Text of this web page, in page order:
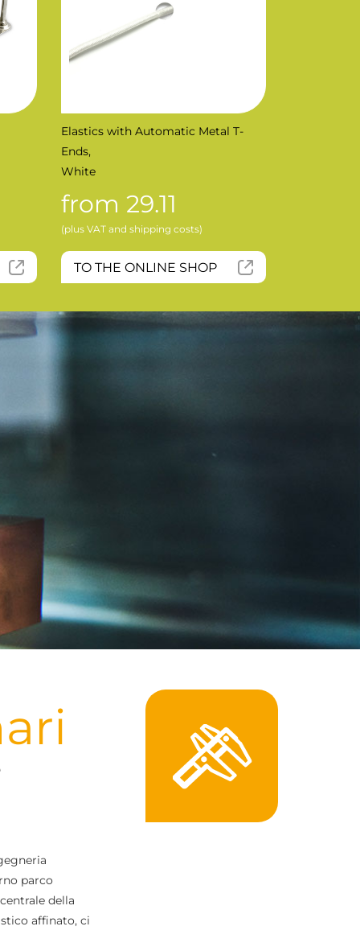
Elastics with Automatic Metal T-
Ends,
White
from 29.11
(plus VAT and shipping costs)
TO THE ONLINE SHOP
parco
della
affinato, ci